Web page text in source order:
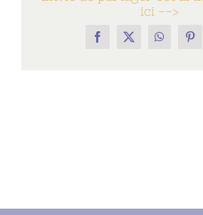
ici -->
Facebook
X WhatsApp